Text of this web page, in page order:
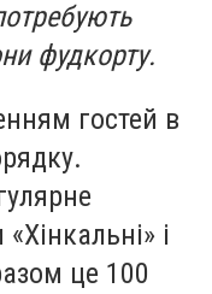
фудкорту.
гостей в
і
це 100